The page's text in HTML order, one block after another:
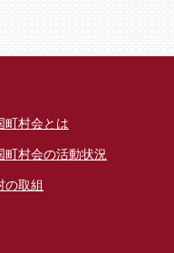
町村会とは
町村会の活動状況
の取組